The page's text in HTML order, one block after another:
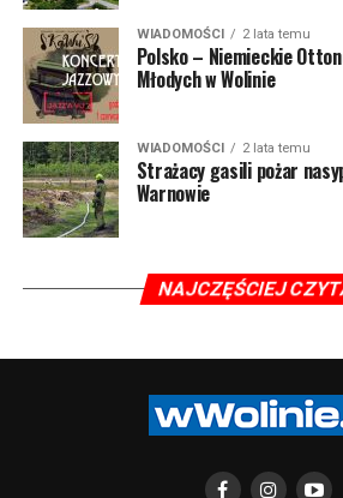
WIADOMOŚCI 2 lata temu
Polsko – Niemieckie
Młodych w Wolinie
WIADOMOŚCI 2 lata temu
Strażacy gasili pożar
Warnowie
NAJCZĘŚCIEJ